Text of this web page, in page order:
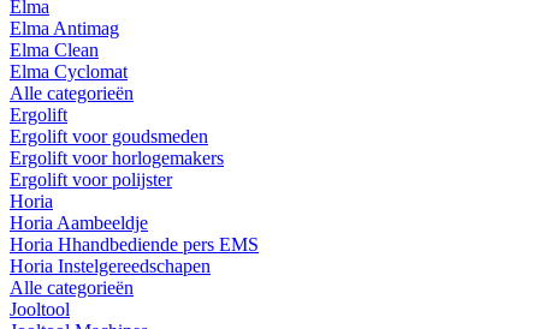
Elma
Elma Antimag
Elma Clean
Elma Cyclomat
Alle categorieën
Ergolift
Ergolift voor goudsmeden
Ergolift voor horlogemakers
Ergolift voor polijster
Horia
Horia Aambeeldje
Horia Hhandbediende pers EMS
Horia Instelgereedschapen
Alle categorieën
Jooltool